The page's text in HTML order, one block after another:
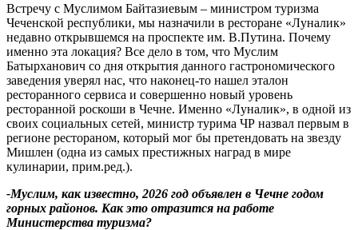
Встречу с Муслимом Байтазиевым – министром туризма
Чеченской республики, мы назначили в ресторане «Луналик»
недавно открывшемся на проспекте им. В.Путина. Почему
именно эта локация? Все дело в том, что Муслим
Батырханович со дня открытия данного гастрономического
заведения уверял нас, что наконец-то нашел эталон
ресторанного сервиса и совершенно новый уровень
ресторанной роскоши в Чечне. Именно «Луналик», в одной из
своих социальных сетей, министр турима ЧР назвал первым в
регионе рестораном, который мог бы претендовать на звезду
Мишлен (одна из самых престижных наград в мире
кулинарии, прим.ред.).
-Муслим, как известно, 2026 год объявлен в Чечне годом
горных районов. Как это отразится на работе
Министерства туризма?